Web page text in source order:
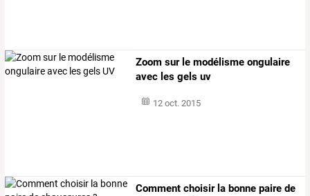
Zoom sur le modélisme ongulaire
avec les gels uv
12 oct. 2015
Comment choisir la bonne paire de